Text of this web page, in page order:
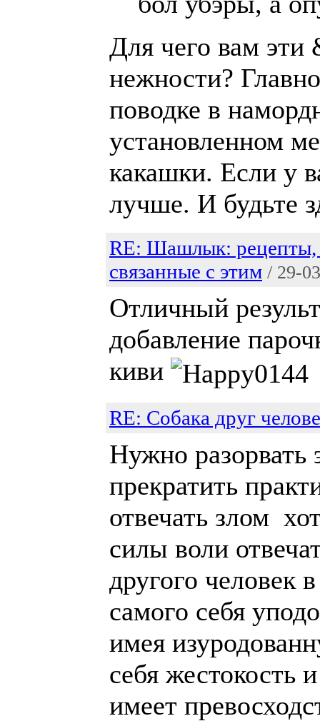
Для чего вам
нежности?
поводке в
установленном
какашки. Если у
лучше. И будьте
RE: Шашлык: рецепты,
связанные с этим / 29-
Отличный
добавление
киви
RE: Собака друг
Нужно разорвать
прекратить
отвечать злом
силы воли
другого человек
самого себя
имея
себя жестокость
имеет